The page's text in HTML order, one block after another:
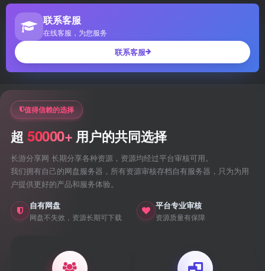
联系客服
在线客服，为您服务
联系客服
值得信赖的选择
超 50000+ 用户的共同选择
长游分享网 长期分享各种资源，资源均经过平台审核可用。
我们拥有自己的网盘服务器，所有资源审核存档自有服务器，只为为用
户提供更好的产品和服务体验。
自有网盘
网盘不失效，资源长期可下载
平台专业审核
资源质量有保障